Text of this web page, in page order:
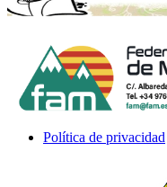
Política de privacidad